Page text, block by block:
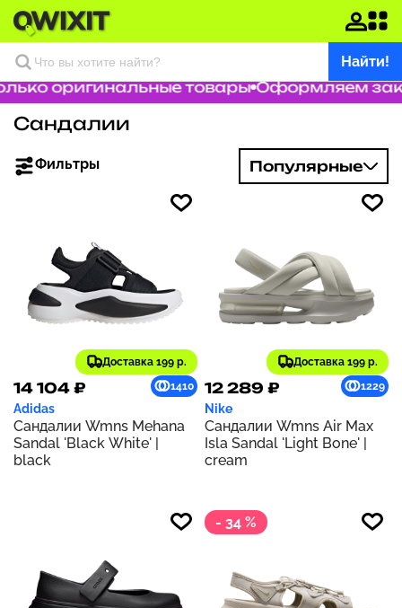
Найти!
оригинальные товары Оформляем заказ
Сандалии
Фильтры Популярные
Доставка 199 р.
14 104 ₽ 1410
Adidas
Сандалии Wmns Mehana
Sandal 'Black White' |
black
Доставка 199 р.
12 289 ₽ 1229
Nike
Сандалии Wmns Air Max
Isla Sandal 'Light Bone' |
cream
- 34 %